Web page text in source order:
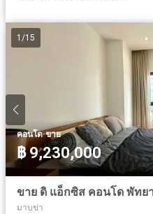
1 /15
คอนโด·ขาย
฿ 9,230,000
มาบข่า